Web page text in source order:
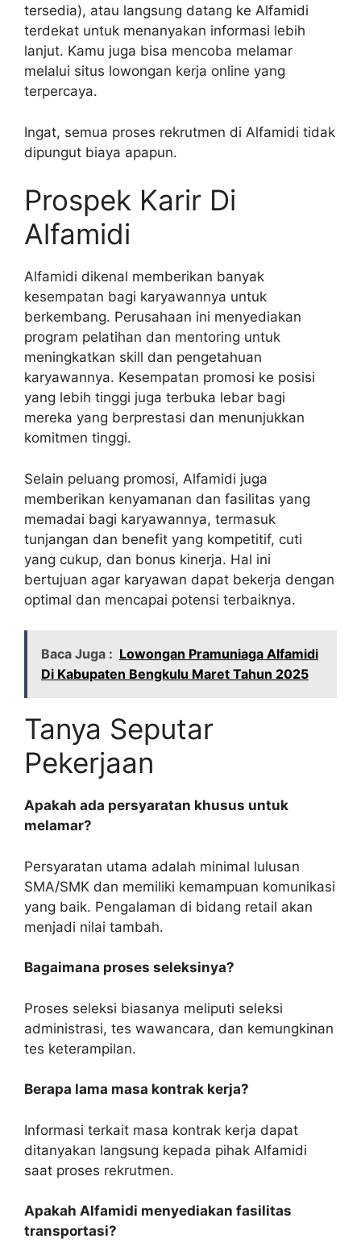
tersedia), atau langsung datang ke Alfamidi
terdekat untuk menanyakan informasi lebih
lanjut. Kamu juga bisa mencoba melamar
melalui situs lowongan kerja online yang
terpercaya.
Ingat, semua proses rekrutmen di Alfamidi tidak
dipungut biaya apapun.
Prospek Karir Di
Alfamidi
Alfamidi dikenal memberikan banyak
kesempatan bagi karyawannya untuk
berkembang. Perusahaan ini menyediakan
program pelatihan dan mentoring untuk
meningkatkan skill dan pengetahuan
karyawannya. Kesempatan promosi ke posisi
yang lebih tinggi juga terbuka lebar bagi
mereka yang berprestasi dan menunjukkan
komitmen tinggi.
Selain peluang promosi, Alfamidi juga
memberikan kenyamanan dan fasilitas yang
memadai bagi karyawannya, termasuk
tunjangan dan benefit yang kompetitif, cuti
yang cukup, dan bonus kinerja. Hal ini
bertujuan agar karyawan dapat bekerja dengan
optimal dan mencapai potensi terbaiknya.
Baca Juga : Lowongan Pramuniaga Alfamidi
Di Kabupaten Bengkulu Maret Tahun 2025
Tanya Seputar
Pekerjaan
Apakah ada persyaratan khusus untuk
melamar?
Persyaratan utama adalah minimal lulusan
SMA/SMK dan memiliki kemampuan komunikasi
yang baik. Pengalaman di bidang retail akan
menjadi nilai tambah.
Bagaimana proses seleksinya?
Proses seleksi biasanya meliputi seleksi
administrasi, tes wawancara, dan kemungkinan
tes keterampilan.
Berapa lama masa kontrak kerja?
Informasi terkait masa kontrak kerja dapat
ditanyakan langsung kepada pihak Alfamidi
saat proses rekrutmen.
Apakah Alfamidi menyediakan fasilitas
transportasi?